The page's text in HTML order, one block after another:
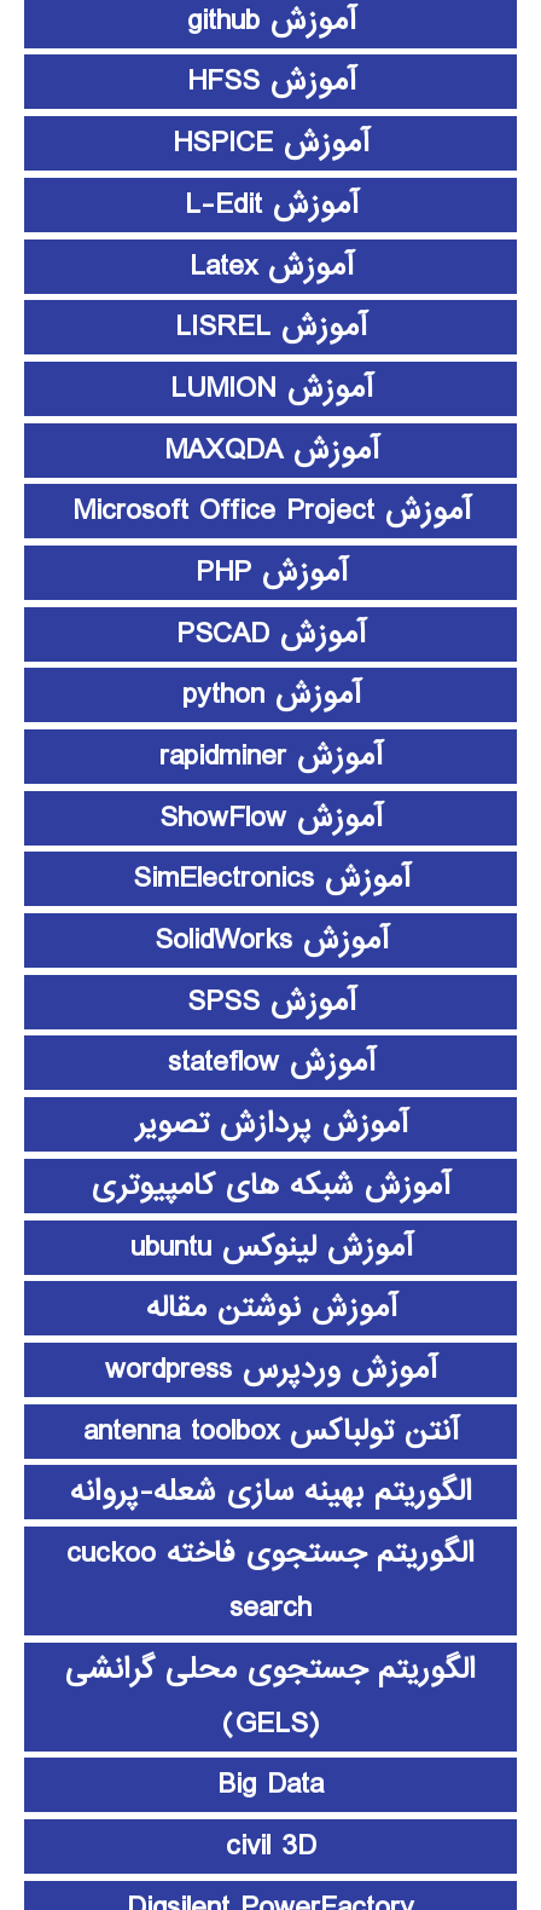
آموزش github
آموزش HFSS
آموزش HSPICE
آموزش L-Edit
آموزش Latex
آموزش LISREL
آموزش LUMION
آموزش MAXQDA
آموزش Microsoft Office Project
آموزش PHP
آموزش PSCAD
آموزش python
آموزش rapidminer
آموزش ShowFlow
آموزش SimElectronics
آموزش SolidWorks
آموزش SPSS
آموزش stateflow
آموزش پردازش تصویر
آموزش شبکه های کامپیوتری
آموزش لینوکس ubuntu
آموزش نوشتن مقاله
آموزش وردپرس wordpress
آنتن تولباکس antenna toolbox
الگوریتم بهینه سازی شعله-پروانه
الگوریتم جستجوی فاخته cuckoo
search
الگوریتم جستجوی محلی گرانشی
(GELS)
Big Data
civil 3D